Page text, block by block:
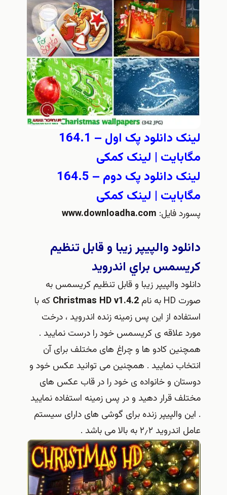
لینک دانلود پک اول – 164.1
مگابایت | لینک کمکی
لینک دانلود پک دوم – 164.5
مگابایت | لینک کمکی
پسورد فایل: www.downloadha.com
دانلود والپیپر زیبا و قابل تنظیم
کریسمس براي اندرويد
دانلود والپیپر زیبا و قابل تنظیم کریسمس به
صورت HD به نام
Christmas HD v1.4.2 که با
استفاده از این پس زمینه زنده اندروید ، درخت
مورد علاقه ی کریسمس خود را درست نمایید .
همچنین کادو ها و چراغ های مختلف برای آن
انتخاب نمایید . همچنین می توانید عکس خود و
دوستان و خانواده ی خود را در قاب عکس های
مختلف قرار دهید و در پس زمینه استفاده نمایید
. این والپیپر زنده برای گوشی های دارای سیستم
عامل اندروید ۲٫۲ به بالا می باشد .